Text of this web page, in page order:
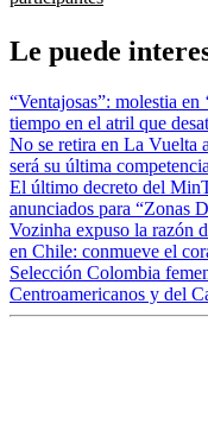
Le puede
“Ventajosas”: molestia
tiempo en el atril que
No se retira en La Vuelta
será su última
El último decreto del
anunciados para “Zonas
Vozinha expuso la razón
en Chile: conmueve el
Selección Colombia
Centroamericanos y del